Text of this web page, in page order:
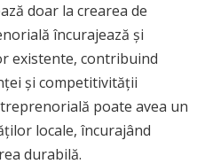
doar la crearea de
încurajează și
existente, contribuind
și competitivității
poate avea un
locale, încurajând
durabilă.